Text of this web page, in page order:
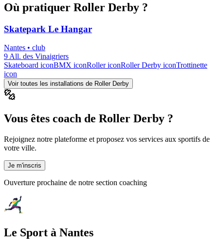
Où pratiquer Roller Derby ?
Skatepark Le Hangar
Nantes • club
9 All. des Vinaigriers
Skateboard iconBMX iconRollericonRoller Derby iconTrottinette
icon
Voir toutes les installations de Roller Derby
Vous êtes coach de Roller Derby ?
Rejoignez notre plateforme et proposez vos services aux sportifs de
votre ville.
Je m'inscris
Ouverture prochaine de notre section coaching
Le Sport à Nantes